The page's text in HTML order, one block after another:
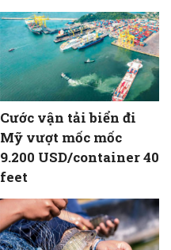
Cước vận tải biển đi
Mỹ vượt mốc mốc
9.200 USD/container 40
feet